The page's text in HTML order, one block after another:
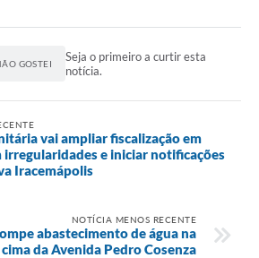
GOSTEI
Seja o primeiro a curtir esta
notícia.
vai ampliar fiscalização em
irregularidades e iniciar notificações
Iracemápolis
NOTÍCIA MENOS RECENTE
abastecimento de água na
da Avenida Pedro Cosenza